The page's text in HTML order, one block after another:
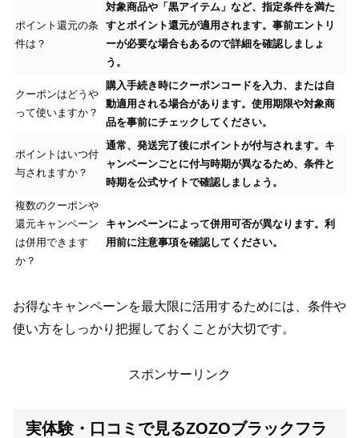
ポイント還元の条
件は？
対象商品や「黒アイテム」など、指定条件を満た
すとポイント還元が適用されます。事前エントリ
ーが必要な場合もあるので詳細を確認しましょ
う。
クーポンはどうや
って使いますか？
購入手続き時にクーポンコードを入力、または自
動適用される場合があります。使用期限や対象商
品を事前にチェックしてください。
ポイントはいつ付
与されますか？
通常、発送完了後にポイントが付与されます。キ
ャンペーンごとに付与時期が異なるため、条件と
時期を公式サイトで確認しましょう。
複数のクーポンや
還元キャンペーン
は併用できます
か？
キャンペーンによって併用可否が異なります。利
用前に注意事項を確認してください。
お得なキャンペーンを最大限に活用するためには、条件や
使い方をしっかり把握しておくことが大切です。
スポンサーリンク
実体験・口コミで見るZOZOブラックフラ